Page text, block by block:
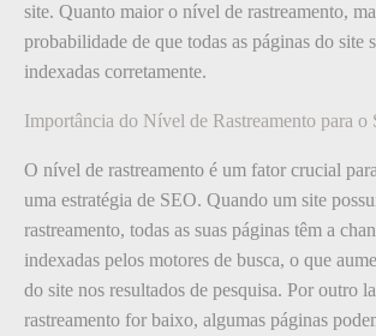
site. Quanto maior o nível de rastreamento,
probabilidade de que todas as páginas do site
indexadas corretamente.
Importância do Nível de Rastreamento para o
O nível de rastreamento é um fator crucial
uma estratégia de SEO. Quando um site
rastreamento, todas as suas páginas têm a
indexadas pelos motores de busca, o que
do site nos resultados de pesquisa. Por outro
rastreamento for baixo, algumas páginas